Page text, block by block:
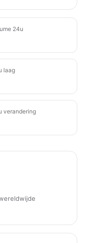
24u
laag
verandering